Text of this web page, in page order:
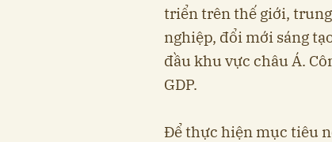
triển trên thế giới,
nghiệp, đổi mới sáng
đầu khu vực châu Á.
GDP.
Để thực hiện mục tiêu